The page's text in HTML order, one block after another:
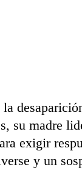
su madre
exigir
y un